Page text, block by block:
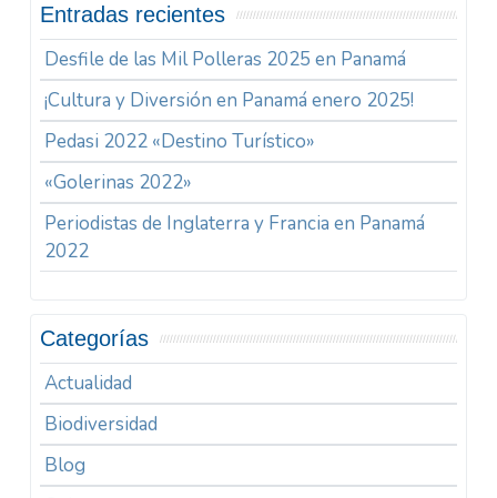
Entradas recientes
Desfile de las Mil Polleras 2025 en Panamá
¡Cultura y Diversión en Panamá enero 2025!
Pedasi 2022 «Destino Turístico»
«Golerinas 2022»
Periodistas de Inglaterra y Francia en Panamá
2022
Categorías
Actualidad
Biodiversidad
Blog